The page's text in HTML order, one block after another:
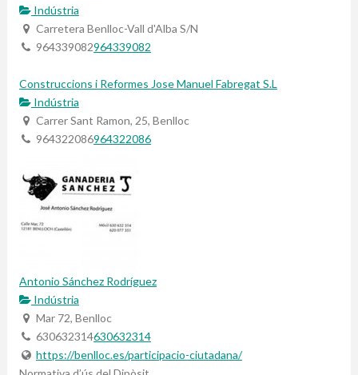
Indústria
Carretera Benlloc-Vall d'Alba S/N
964339082964339082
Construccions i Reformes Jose Manuel Fabregat S.L
Indústria
Carrer Sant Ramon, 25, Benlloc
964322086964322086
Antonio Sánchez Rodríguez
Indústria
Mar 72, Benlloc
630632314630632314
https://benlloc.es/participacio-ciutadana/